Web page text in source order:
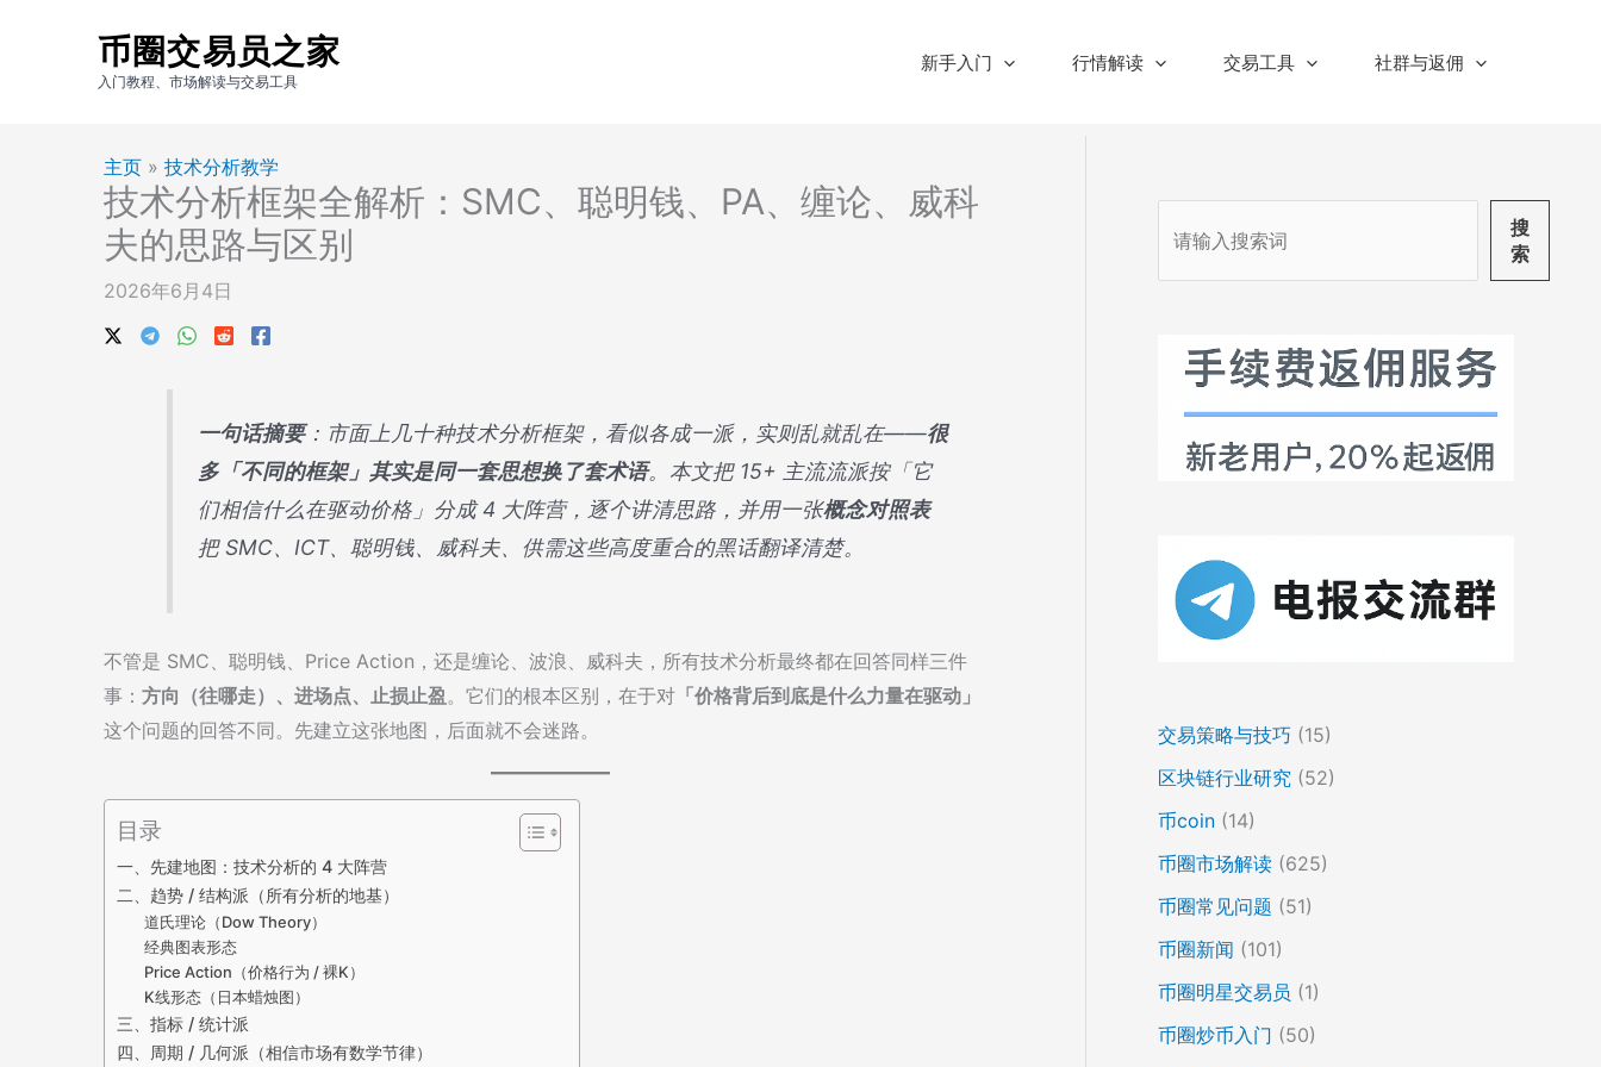
币圈交易员之家
入门教程、市场解读与交易工具
新手入门 行情解读 交易工具 社群与返佣
主页 » 技术分析教学
技术分析框架全解析：SMC、聪明钱、PA、缠论、威科
夫的思路与区别
2026年6月4日
一句话摘要：市面上几十种技术分析框架，看似各成一派，实则乱就乱在——很
多「不同的框架」其实是同一套思想换了套术语。本文把 15+ 主流流派按「它
们相信什么在驱动价格」分成 4 大阵营，逐个讲清思路，并用一张概念对照表
把 SMC、ICT、聪明钱、威科夫、供需这些高度重合的黑话翻译清楚。
不管是 SMC、聪明钱、Price Action，还是缠论、波浪、威科夫，所有技术分析最终都在回答同样三件
事： 方向（往哪走）、进场点、止损止盈。它们的根本区别，在于对 「价格背后到底是什么力量在驱动」
这个问题的回答不同。先建立这张地图，后面就不会迷路。
目录
一、先建地图：技术分析的 4 大阵营
二、趋势 / 结构派（所有分析的地基）
道氏理论（Dow Theory）
经典图表形态
Price Action（价格行为 / 裸K）
K线形态（日本蜡烛图）
三、指标 / 统计派
四、周期 / 几何派（相信市场有数学节律）
搜
索
交易策略与技巧 (15)
区块链行业研究 (52)
币coin (14)
币圈市场解读 (625)
币圈常见问题 (51)
币圈新闻 (101)
币圈明星交易员 (1)
币圈炒币入门 (50)